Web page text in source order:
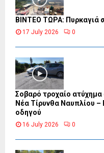
ΒΙΝΤΕΟ ΤΩΡΑ: Πυρκαγιά
17 July 2026 0
Σοβαρό τροχαίο
Νέα Τίρυνθα Ναυπλίου –
οδηγού
16 July 2026 0